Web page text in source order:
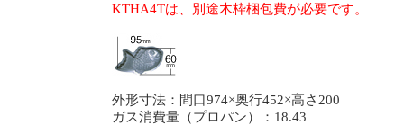
KTHA4Tは、別途木枠梱包費が必要です。
外形寸法：間口974×奥行452×高さ200
ガス消費量（プロパン）：18.43